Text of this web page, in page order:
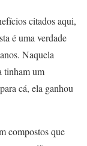
citados aqui,
é uma verdade
Naquela
tinham um
cá, ela ganhou
compostos que